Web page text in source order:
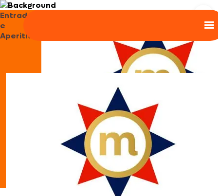
Entradas
e
Aperitivos